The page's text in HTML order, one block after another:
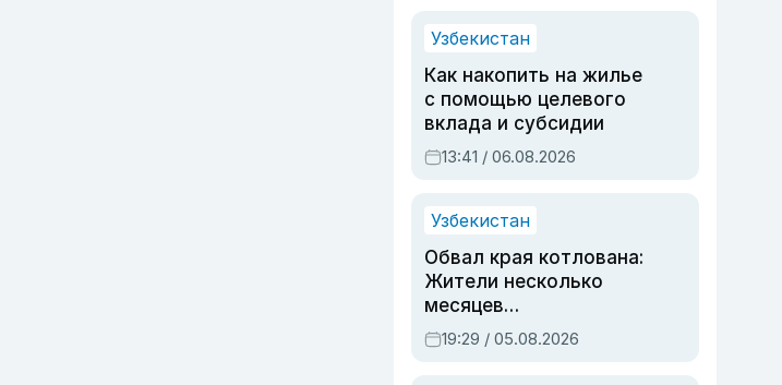
Узбекистан
Как накопить на жилье
с помощью целевого
вклада и субсидии
13:41 / 06.08.2026
Узбекистан
Обвал края котлована:
Жители несколько
месяцев
предупреждали об
опасности, но стройка
19:29 / 05.08.2026